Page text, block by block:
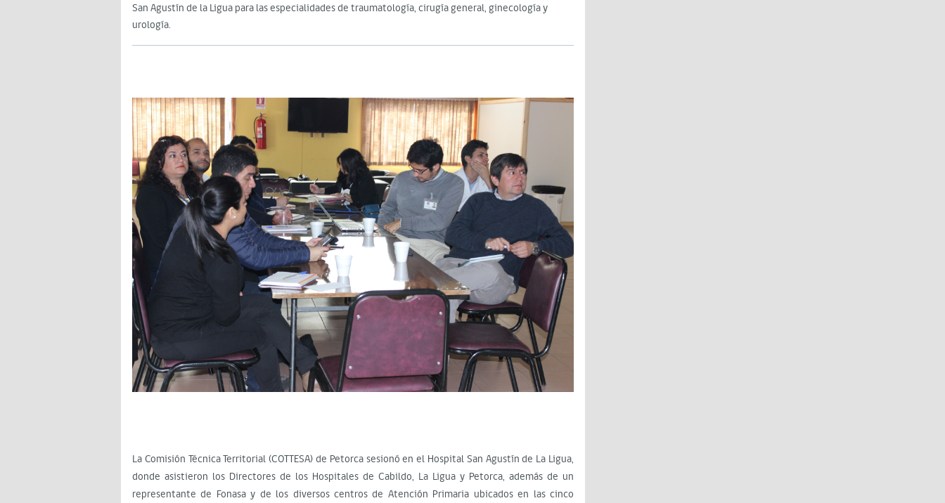
San Agustín de la Ligua para las especialidades de traumatología, cirugía general, ginecología y
urología.
La Comisión Técnica Territorial (COTTESA) de Petorca sesionó en el Hospital San Agustín de La Ligua,
donde asistieron los Directores de los Hospitales de Cabildo, La Ligua y Petorca, además de un
representante de Fonasa y de los diversos centros de Atención Primaria ubicados en las cinco